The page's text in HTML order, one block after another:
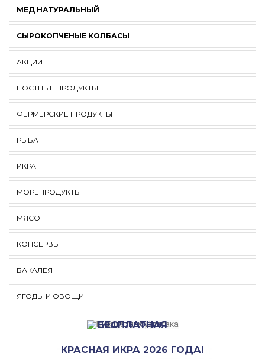
МЕД НАТУРАЛЬНЫЙ
СЫРОКОПЧЕНЫЕ КОЛБАСЫ
АКЦИИ
ПОСТНЫЕ ПРОДУКТЫ
ФЕРМЕРСКИЕ ПРОДУКТЫ
РЫБА
ИКРА
МОРЕПРОДУКТЫ
МЯСО
КОНСЕРВЫ
БАКАЛЕЯ
ЯГОДЫ И ОВОЩИ
БЕСПЛАТНАЯ
ПОДРОБНОСТИ...
КРАСНАЯ ИКРА 2026 ГОДА!